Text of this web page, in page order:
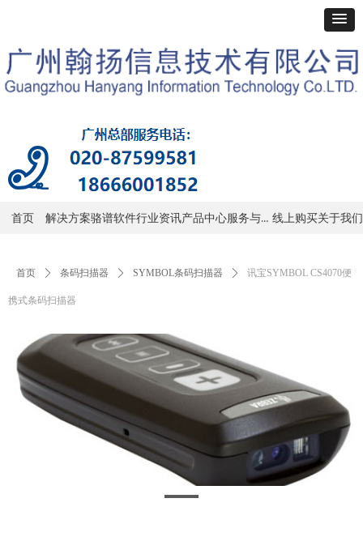
首页 解决方案骆谱软件行业资讯产品中心 服务与支持 线上购买关于我们
首页 ꄲ 条码扫描器 ꄲ SYMBOL条码扫描器 ꄲ 讯宝SYMBOL CS4070便
携式条码扫描器